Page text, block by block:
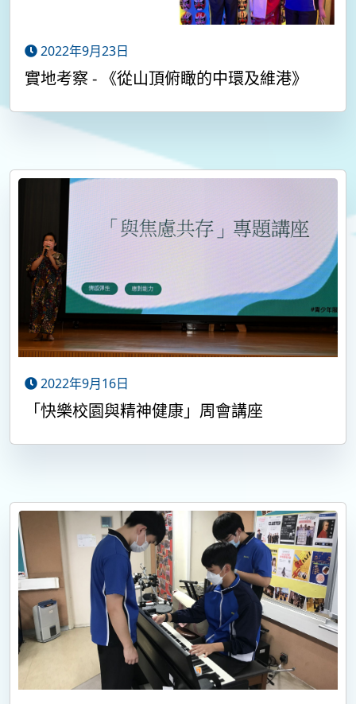
2022年9月23日
實地考察 - 《從山頂俯瞰的中環及維港》
2022年9月16日
「快樂校園與精神健康」周會講座